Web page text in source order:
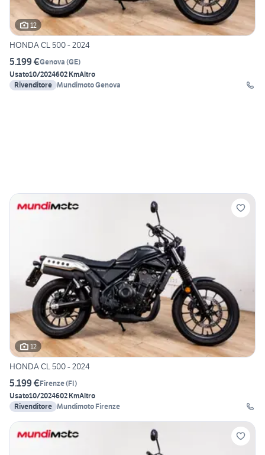
12
HONDA CL 500 - 2024
5.199 €Genova (GE)
Usato10/2024602 KmAltro
Rivenditore Mundimoto Genova
12
HONDA CL 500 - 2024
5.199 €Firenze(FI)
Usato10/2024602 KmAltro
Rivenditore Mundimoto Firenze